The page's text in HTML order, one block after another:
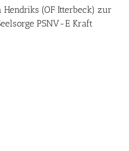
(OF Itterbeck) zur
PSNV-E Kraft